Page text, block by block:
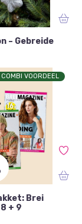
– Gebreide
COMBI VOORDEEL
Brei
+ 9